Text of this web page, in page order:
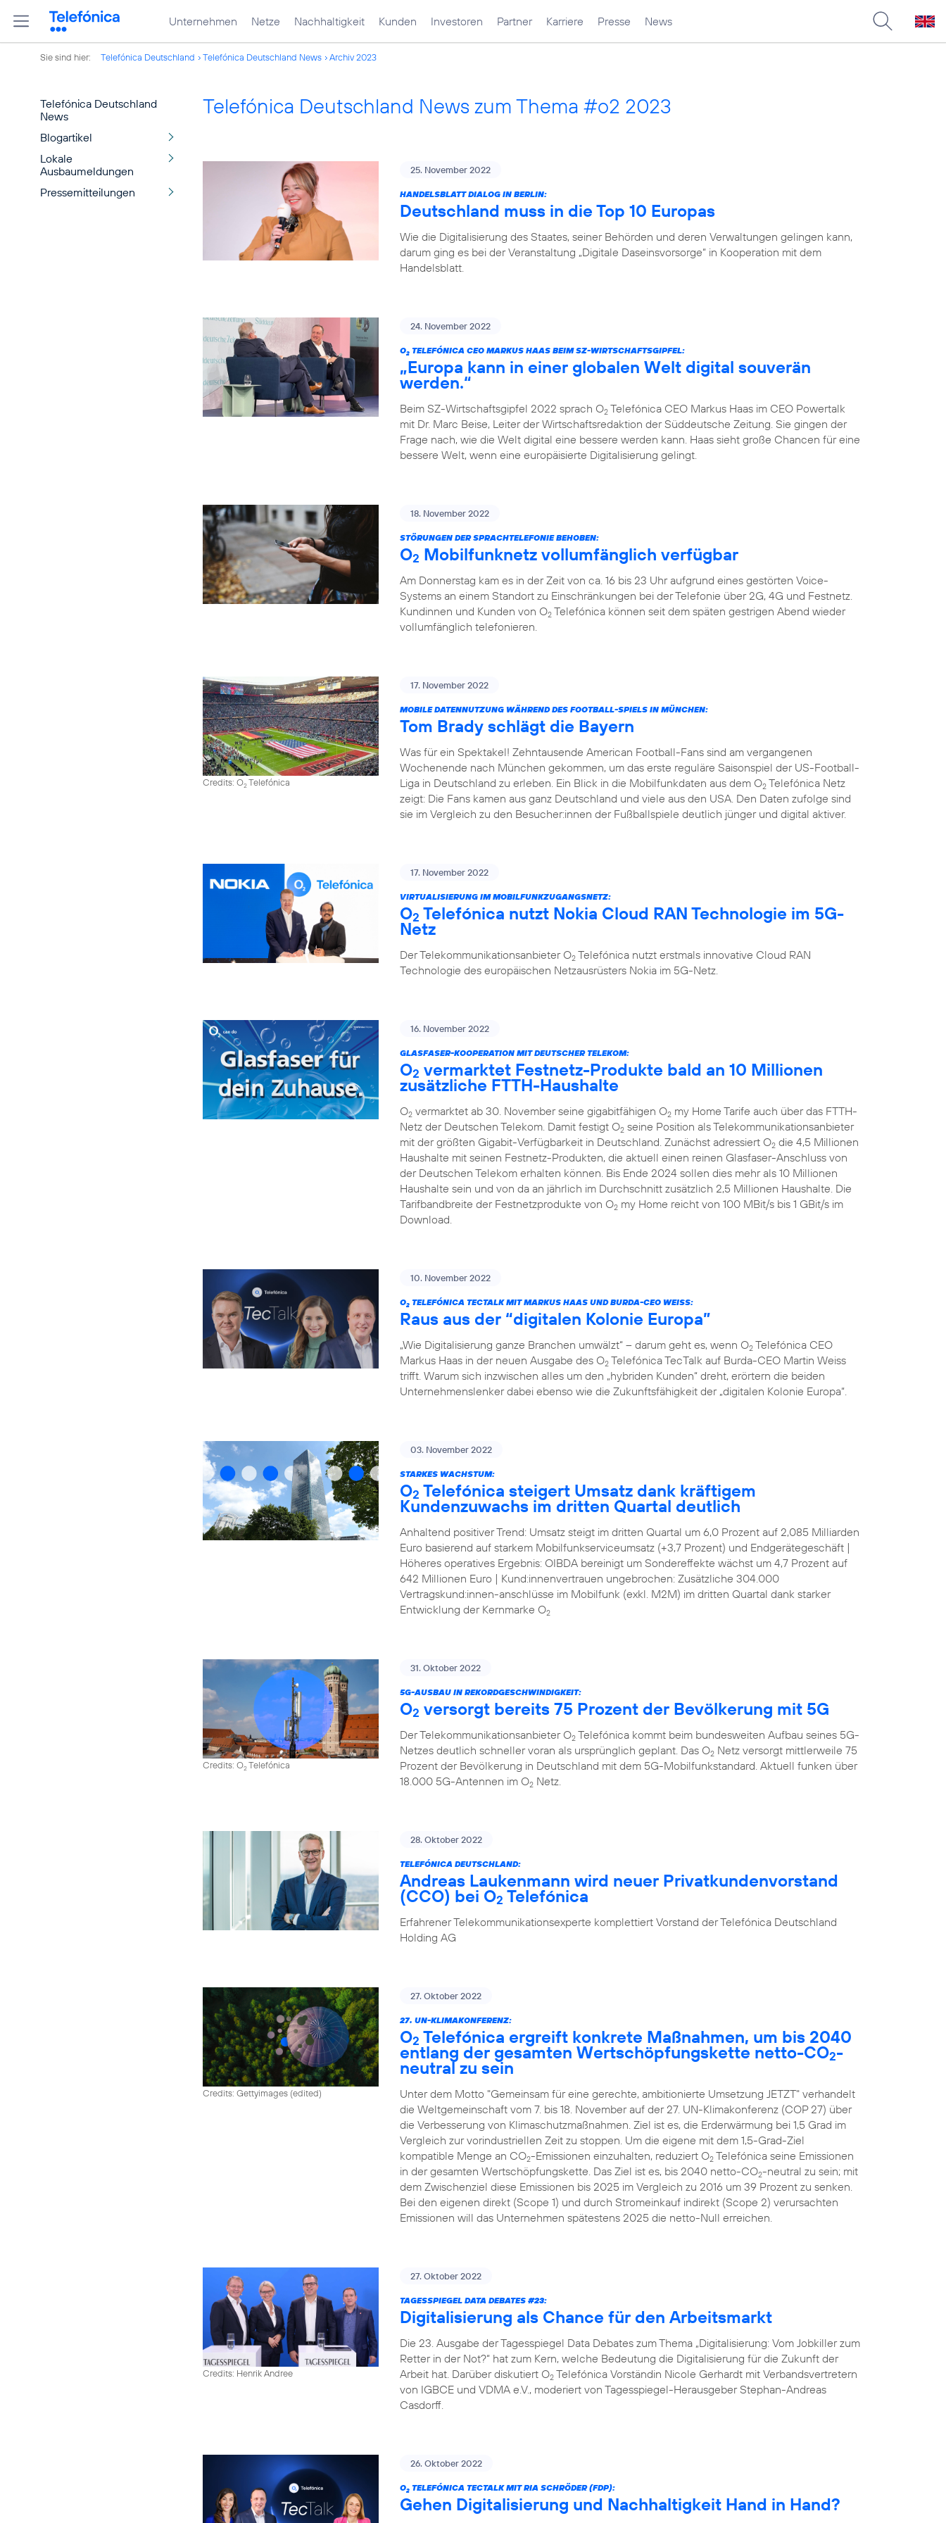
Unternehmen Netze Nachhaltigkeit Kunden Investoren Partner Karriere Presse News
Sie sind hier: Telefónica Deutschland Telefónica Deutschland News Archiv 2023
Telefónica Deutschland
News
Blogartikel
Lokale
Ausbaumeldungen
Pressemitteilungen
Telefónica Deutschland News zum Thema #o2 2023
25. November 2022
HANDELSBLATT DIALOG IN BERLIN:
Deutschland muss in die Top 10 Europas
Wie die Digitalisierung des Staates, seiner Behörden und deren Verwaltungen gelingen kann,
darum ging es bei der Veranstaltung „Digitale Daseinsvorsorge“ in Kooperation mit dem
Handelsblatt.
24. November 2022
O2 TELEFÓNICA CEO MARKUS HAAS BEIM SZ-WIRTSCHAFTSGIPFEL:
„Europa kann in einer globalen Welt digital souverän
werden.“
Beim SZ-Wirtschaftsgipfel 2022 sprach O2 Telefónica CEO Markus Haas im CEO Powertalk
mit Dr. Marc Beise, Leiter der Wirtschaftsredaktion der Süddeutsche Zeitung. Sie gingen der
Frage nach, wie die Welt digital eine bessere werden kann. Haas sieht große Chancen für eine
bessere Welt, wenn eine europäisierte Digitalisierung gelingt.
18. November 2022
STÖRUNGEN DER SPRACHTELEFONIE BEHOBEN:
O2 Mobilfunknetz vollumfänglich verfügbar
Am Donnerstag kam es in der Zeit von ca. 16 bis 23 Uhr aufgrund eines gestörten Voice-
Systems an einem Standort zu Einschränkungen bei der Telefonie über 2G, 4G und Festnetz.
Kundinnen und Kunden von O2 Telefónica können seit dem späten gestrigen Abend wieder
vollumfänglich telefonieren.
Credits: O2Telefónica
17. November 2022
MOBILE DATENNUTZUNG WÄHREND DES FOOTBALL-SPIELS IN MÜNCHEN:
Tom Brady schlägt die Bayern
Was für ein Spektakel! Zehntausende American Football-Fans sind am vergangenen
Wochenende nach München gekommen, um das erste reguläre Saisonspiel der US-Football-
Liga in Deutschland zu erleben. Ein Blick in die Mobilfunkdaten aus dem O2 Telefónica Netz
zeigt: Die Fans kamen aus ganz Deutschland und viele aus den USA. Den Daten zufolge sind
sie im Vergleich zu den Besucher:innen der Fußballspiele deutlich jünger und digital aktiver.
17. November 2022
VIRTUALISIERUNG IM MOBILFUNKZUGANGSNETZ:
O2 Telefónica nutzt Nokia Cloud RAN Technologie im 5G-
Netz
Der Telekommunikationsanbieter O2 Telefónica nutzt erstmals innovative Cloud RAN
Technologie des europäischen Netzausrüsters Nokia im 5G-Netz.
16. November 2022
GLASFASER-KOOPERATION MIT DEUTSCHER TELEKOM:
O2 vermarktet Festnetz-Produkte bald an 10 Millionen
zusätzliche FTTH-Haushalte
O2 vermarktet ab 30. November seine gigabitfähigen O2 my Home Tarife auch über das FTTH-
Netz der Deutschen Telekom. Damit festigt O2 seine Position als Telekommunikationsanbieter
mit der größten Gigabit-Verfügbarkeit in Deutschland. Zunächst adressiert O2 die 4,5 Millionen
Haushalte mit seinen Festnetz-Produkten, die aktuell einen reinen Glasfaser-Anschluss von
der Deutschen Telekom erhalten können. Bis Ende 2024 sollen dies mehr als 10 Millionen
Haushalte sein und von da an jährlich im Durchschnitt zusätzlich 2,5 Millionen Haushalte. Die
Tarifbandbreite der Festnetzprodukte von O2 my Home reicht von 100 MBit/s bis 1 GBit/s im
Download.
10. November 2022
O2 TELEFÓNICA TECTALK MIT MARKUS HAAS UND BURDA-CEO WEISS:
Raus aus der “digitalen Kolonie Europa”
„Wie Digitalisierung ganze Branchen umwälzt“ – darum geht es, wenn O2 Telefónica CEO
Markus Haas in der neuen Ausgabe des O2 Telefónica TecTalk auf Burda-CEO Martin Weiss
trifft. Warum sich inzwischen alles um den „hybriden Kunden“ dreht, erörtern die beiden
Unternehmenslenker dabei ebenso wie die Zukunftsfähigkeit der „digitalen Kolonie Europa“.
03. November 2022
STARKES WACHSTUM:
O2 Telefónica steigert Umsatz dank kräftigem
Kundenzuwachs im dritten Quartal deutlich
Anhaltend positiver Trend: Umsatz steigt im dritten Quartal um 6,0 Prozent auf 2,085 Milliarden
Euro basierend auf starkem Mobilfunkserviceumsatz (+3,7 Prozent) und Endgerätegeschäft |
Höheres operatives Ergebnis: OIBDA bereinigt um Sondereffekte wächst um 4,7 Prozent auf
642 Millionen Euro | Kund:innenvertrauen ungebrochen: Zusätzliche 304.000
Vertragskund:innen-anschlüsse im Mobilfunk (exkl. M2M) im dritten Quartal dank starker
Entwicklung der Kernmarke O2
Credits: O2Telefónica
31. Oktober 2022
5G-AUSBAU IN REKORDGESCHWINDIGKEIT:
O2 versorgt bereits 75 Prozent der Bevölkerung mit 5G
Der Telekommunikationsanbieter O2 Telefónica kommt beim bundesweiten Aufbau seines 5G-
Netzes deutlich schneller voran als ursprünglich geplant. Das O2 Netz versorgt mittlerweile 75
Prozent der Bevölkerung in Deutschland mit dem 5G-Mobilfunkstandard. Aktuell funken über
18.000 5G-Antennen im O2 Netz.
28. Oktober 2022
TELEFÓNICA DEUTSCHLAND:
Andreas Laukenmann wird neuer Privatkundenvorstand
(CCO) bei O2 Telefónica
Erfahrener Telekommunikationsexperte komplettiert Vorstand der Telefónica Deutschland
Holding AG
Credits: Gettyimages (edited)
27. Oktober 2022
27. UN-KLIMAKONFERENZ:
O2 Telefónica ergreift konkrete Maßnahmen, um bis 2040
entlang der gesamten Wertschöpfungskette netto-CO2-
neutral zu sein
Unter dem Motto "Gemeinsam für eine gerechte, ambitionierte Umsetzung JETZT" verhandelt
die Weltgemeinschaft vom 7. bis 18. November auf der 27. UN-Klimakonferenz (COP 27) über
die Verbesserung von Klimaschutzmaßnahmen. Ziel ist es, die Erderwärmung bei 1,5 Grad im
Vergleich zur vorindustriellen Zeit zu stoppen. Um die eigene mit dem 1,5-Grad-Ziel
kompatible Menge an CO2-Emissionen einzuhalten, reduziert O2 Telefónica seine Emissionen
in der gesamten Wertschöpfungskette. Das Ziel ist es, bis 2040 netto-CO2-neutral zu sein; mit
dem Zwischenziel diese Emissionen bis 2025 im Vergleich zu 2016 um 39 Prozent zu senken.
Bei den eigenen direkt (Scope 1) und durch Stromeinkauf indirekt (Scope 2) verursachten
Emissionen will das Unternehmen spätestens 2025 die netto-Null erreichen.
Credits: Henrik Andree
27. Oktober 2022
TAGESSPIEGEL DATA DEBATES #23:
Digitalisierung als Chance für den Arbeitsmarkt
Die 23. Ausgabe der Tagesspiegel Data Debates zum Thema „Digitalisierung: Vom Jobkiller zum
Retter in der Not?“ hat zum Kern, welche Bedeutung die Digitalisierung für die Zukunft der
Arbeit hat. Darüber diskutiert O2 Telefónica Vorständin Nicole Gerhardt mit Verbandsvertretern
von IGBCE und VDMA e.V., moderiert von Tagesspiegel-Herausgeber Stephan-Andreas
Casdorff.
26. Oktober 2022
O2 TELEFÓNICA TECTALK MIT RIA SCHRÖDER (FDP):
Gehen Digitalisierung und Nachhaltigkeit Hand in Hand?